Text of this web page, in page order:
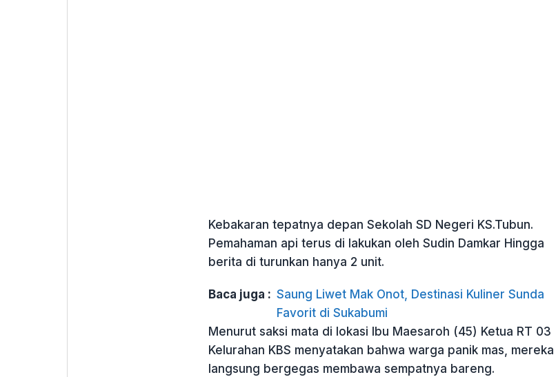
Kebakaran tepatnya depan Sekolah SD Negeri KS.Tubun.
Pemahaman api terus di lakukan oleh Sudin Damkar Hingga
berita di turunkan hanya 2 unit.
Baca juga : Saung Liwet Mak Onot, Destinasi Kuliner Sunda
Favorit di Sukabumi
Menurut saksi mata di lokasi Ibu Maesaroh (45) Ketua RT 03
Kelurahan KBS menyatakan bahwa warga panik mas, mereka
langsung bergegas membawa sempatnya bareng.